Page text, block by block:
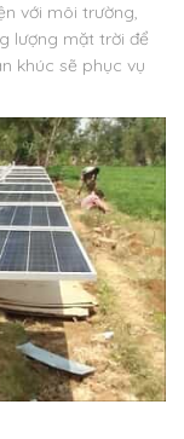
với môi trường,
lượng mặt trời để
khúc sẽ phục vụ